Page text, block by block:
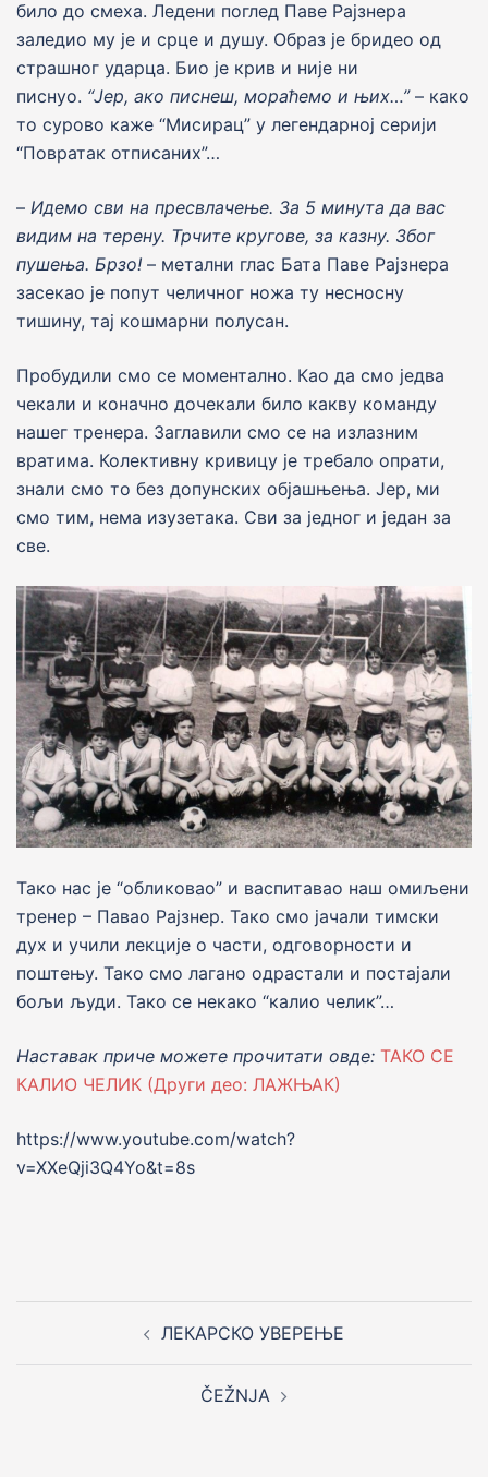
било до смеха. Ледени поглед Паве Раjзнера
заледио му jе и срце и душу. Образ jе бридео од
страшног ударца. Био је крив и није ни
писнуо. “Jeр, ако писнеш, мораћемо и њих…”– како
то сурово каже “Мисирац” у легендарноj сериjи
“Повратак отписаних”…
– Идемо сви на пресвлачење. За 5 минута да вас
видим на терену. Трчите кругове, за казну. Због
пушења. Брзо! – метални глас Бата Паве Раjзнера
засекао jе попут челичног ножа ту несносну
тишину, таj кошмарни полусан.
Пробудили смо се моментално. Као да смо jедва
чекали и коначно дочекали било какву команду
нашег тренера. Заглавили смо се на излазним
вратима. Колективну кривицу jе требало опрати,
знали смо то без допунских обjашњења. Jер, ми
смо тим, нема изузетака. Сви за jедног и jедан за
све.
Тако нас jе “обликовао” и васпитавао наш омиљени
тренер – Павао Раjзнер. Тако смо jачали тимски
дух и учили лекциjе о части, одговорности и
поштењу. Тако смо лагано одрастали и постаjали
бољи људи. Тако се некако “калио челик”…
Наставак приче можете прочитати овде: ТАКО СЕ
КАЛИО ЧЕЛИК (Други део: ЛАЖЊАК)
https://www.youtube.com/watch?
v=XXeQji3Q4Yo&t=8s
Post
navigation ЛЕКАРСКО УВЕРЕЊЕ
ČEŽNJA